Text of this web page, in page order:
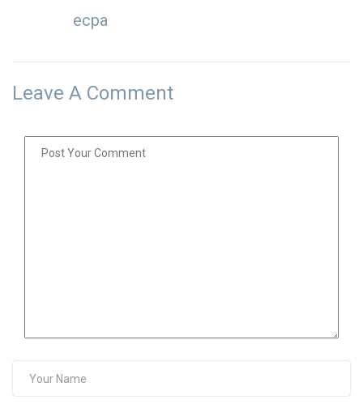
ecpa
Leave A Comment